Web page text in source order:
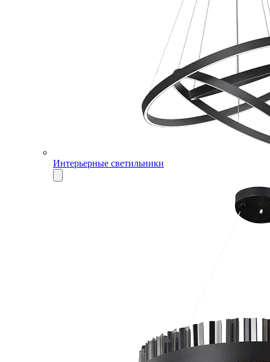
Интерьерные светильники